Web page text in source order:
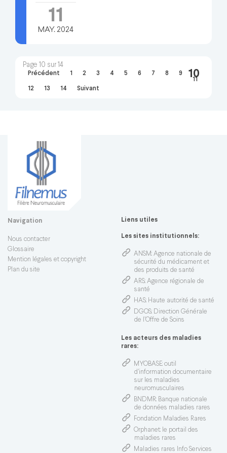
11
MAY. 2024
Page 10 sur 14
Précédent 1 2 3 4 5 6 7 8 9 10
11
12
13 14 Suivant
Navigation
Nous contacter
Glossaire
Mention légales et copyright
Plan du site
Liens utiles
Les sites institutionnels:
ANSM: Agence nationale de
sécurité du médicament et
des produits de santé
ARS: Agence régionale de
santé
HAS: Haute autorité de santé
DGOS: Direction Générale
de l’Offre de Soins
Les acteurs des maladies
rares:
MYOBASE: outil
d'information documentaire
sur les maladies
neuromusculaires
BNDMR: Banque nationale
de données maladies rares
Fondation Maladies Rares
Orphanet: le portail des
maladies rares
Maladies rares Info Services